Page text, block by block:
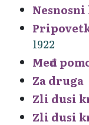
1922
Među
Za druga
Zli dusi
Zli dusi